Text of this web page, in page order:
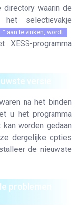
directory waarin de
selectievakje
aan te vinken, wordt
XESS-programma
versie
na het binden
u het programma
worden gedaan
dergelijke opties
de nieuwste
problemen